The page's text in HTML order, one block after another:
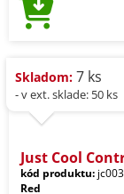
Skladom: 7 ks
- v ext. sklade: 50 ks
Just Cool
kód produktu:
Red